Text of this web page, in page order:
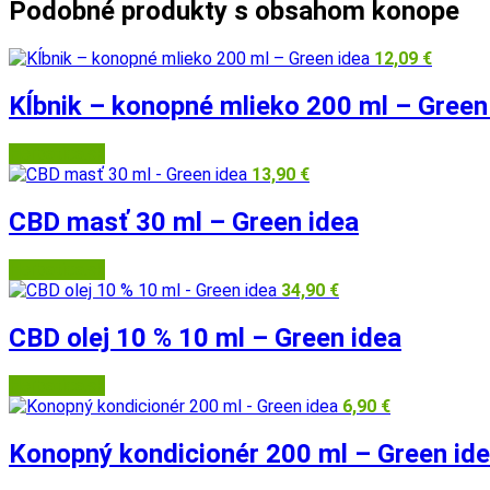
Podobné produkty s obsahom konope
12,09 €
Kĺbnik – konopné mlieko 200 ml –
13,90 €
CBD masť 30 ml – Green idea
34,90 €
CBD olej 10 % 10 ml – Green idea
6,90 €
Konopný kondicionér 200 ml – Green